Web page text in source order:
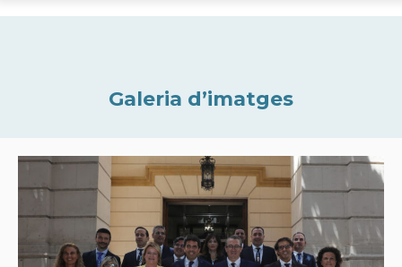
Galeria d’imatges